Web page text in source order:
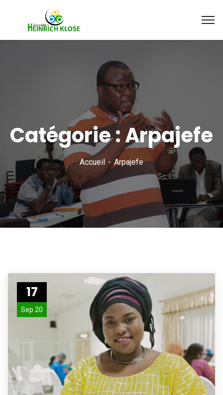
Catégorie :Arpajefe
Accueil Arpajefe
17
Sep 20